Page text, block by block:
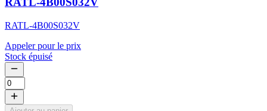
RATL-4B00S032V
Appeler pour le prix
Stock épuisé